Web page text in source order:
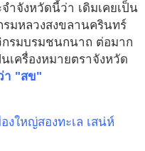
ำจังหวัดนี้ว่า เดิมเคยเป็น
รมหลวงสงขลานครินทร์
กรมบรมชนกนาถ ต่อมาก
เครื่องหมายตราจังหวัด
า "สข"
งใหญ่สองทะเล เสน่ห์